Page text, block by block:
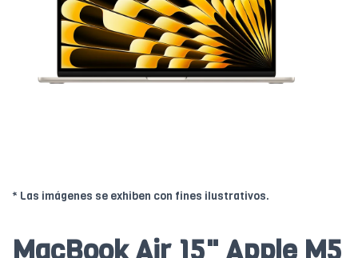
* Las imágenes se exhiben con fines ilustrativos.